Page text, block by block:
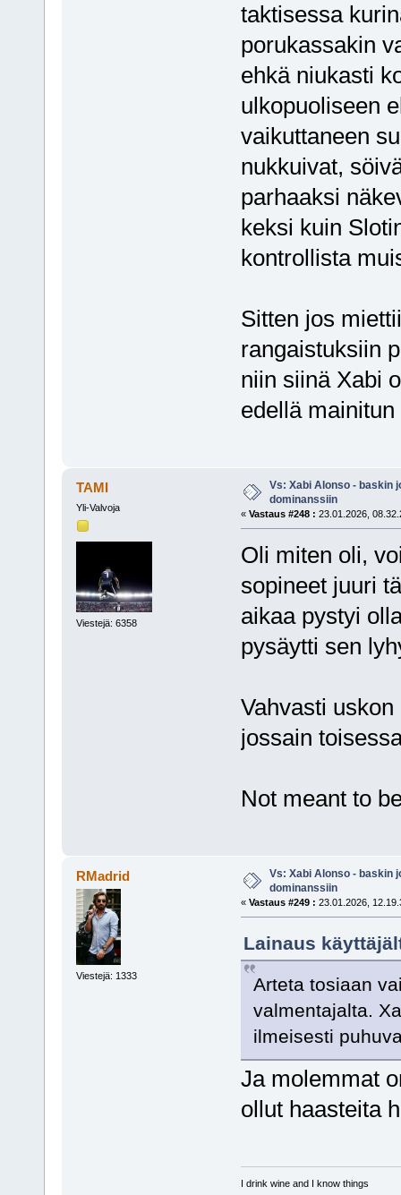
taktisessa
porukassakin
ehkä niukasti
ulkopuoliseen
vaikuttaneen
nukkuivat,
parhaaksi
keksi kuin
kontrollista
Sitten jos
rangaistuksiin
niin siinä Xabi
edellä
TAMI
Yli-Valvoja
Viestejä: 6358
Vs: Xabi Alonso - baskin
dominanssiin
« Vastaus #248 : 23.01.2026,
Oli miten oli,
sopineet juuri
aikaa pystyi
pysäytti sen
Vahvasti
jossain
Not meant to
RMadrid
Viestejä: 1333
Vs: Xabi Alonso - baskin
dominanssiin
« Vastaus #249 : 23.01.2026,
Lainaus
Arteta tosiaan
valmentajalta.
ilmeisesti
Ja molemmat
ollut haasteita
I drink wine and I know things